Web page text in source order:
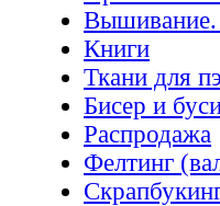
Вышивание.
Книги
Ткани для
Бисер и
Распродажа
Фелтинг